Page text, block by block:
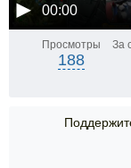
00:00
Просмотры
188
За